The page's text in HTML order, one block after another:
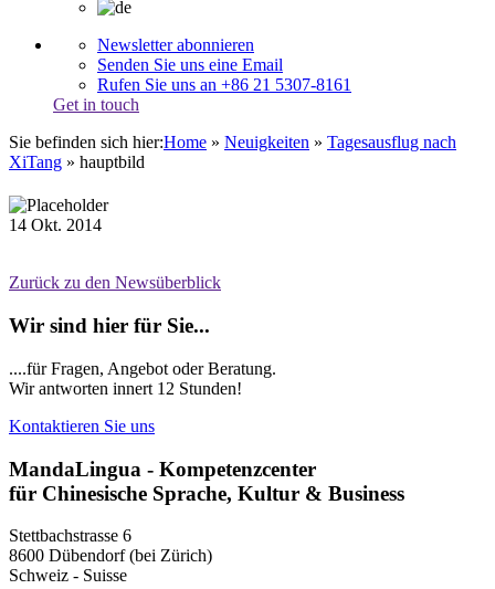
Newsletter abonnieren
Senden Sie uns eine Email
Rufen Sie uns an +86 21 5307-8161
Get in touch
Sie befinden sich hier:Home » Neuigkeiten » Tagesausflug nach
XiTang » hauptbild
14 Okt. 2014
Zurück zu den Newsüberblick
Wir sind hier für Sie...
....für Fragen, Angebot oder Beratung.
Wir antworten innert 12 Stunden!
Kontaktieren Sie uns
MandaLingua - Kompetenzcenter
für Chinesische Sprache, Kultur & Business
Stettbachstrasse 6
8600 Dübendorf (bei Zürich)
Schweiz - Suisse